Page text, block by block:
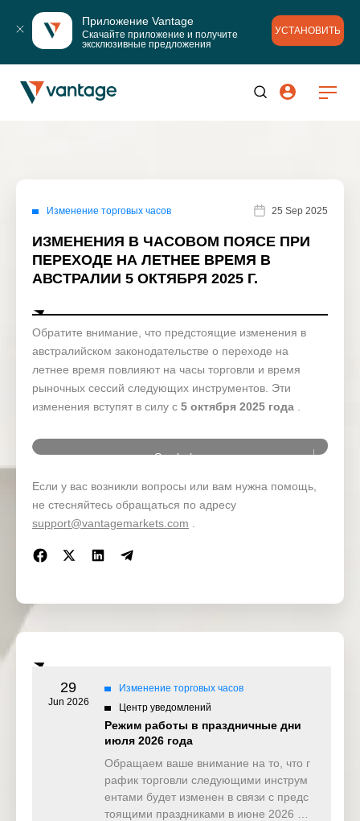
Приложение Vantage
Скачайте приложение и получите
эксклюзивные предложения
УСТАНОВИТЬ
Изменение торговых часов 25 Sep 2025
ИЗМЕНЕНИЯ В ЧАСОВОМ ПОЯСЕ ПРИ
ПЕРЕХОДЕ НА ЛЕТНЕЕ ВРЕМЯ В
АВСТРАЛИИ 5 ОКТЯБРЯ 2025 Г.
Обратите внимание, что предстоящие изменения в
австралийском законодательстве о переходе на
летнее время повлияют на часы торговли и время
рыночных сессий следующих инструментов. Эти
изменения вступят в силу с 5 октября 2025 года
Symbol
Если у вас возникли вопросы или вам нужна помощь,
не стесняйтесь обращаться по адресу
support@vantagemarkets.com
29
Jun 2026
Изменение торговых часов
Центр уведомлений
Режим работы в праздничные дни
июля 2026 года
Обращаем ваше внимание на то, что г
рафик торговли следующими инструм
ентами будет изменен в связи с предс
тоящими праздниками в июне 2026 …